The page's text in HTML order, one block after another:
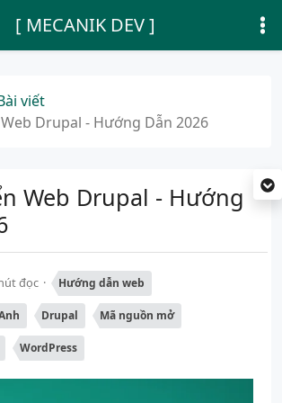
[ MECANIK DEV ]
viết
Drupal - Hướng Dẫn 2026
Web Drupal - Hướng
đọc Hướng dẫn web
Drupal Mã nguồn mở
WordPress